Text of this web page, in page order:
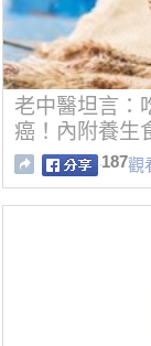
老中醫坦言：
癌！內附養生
187觀